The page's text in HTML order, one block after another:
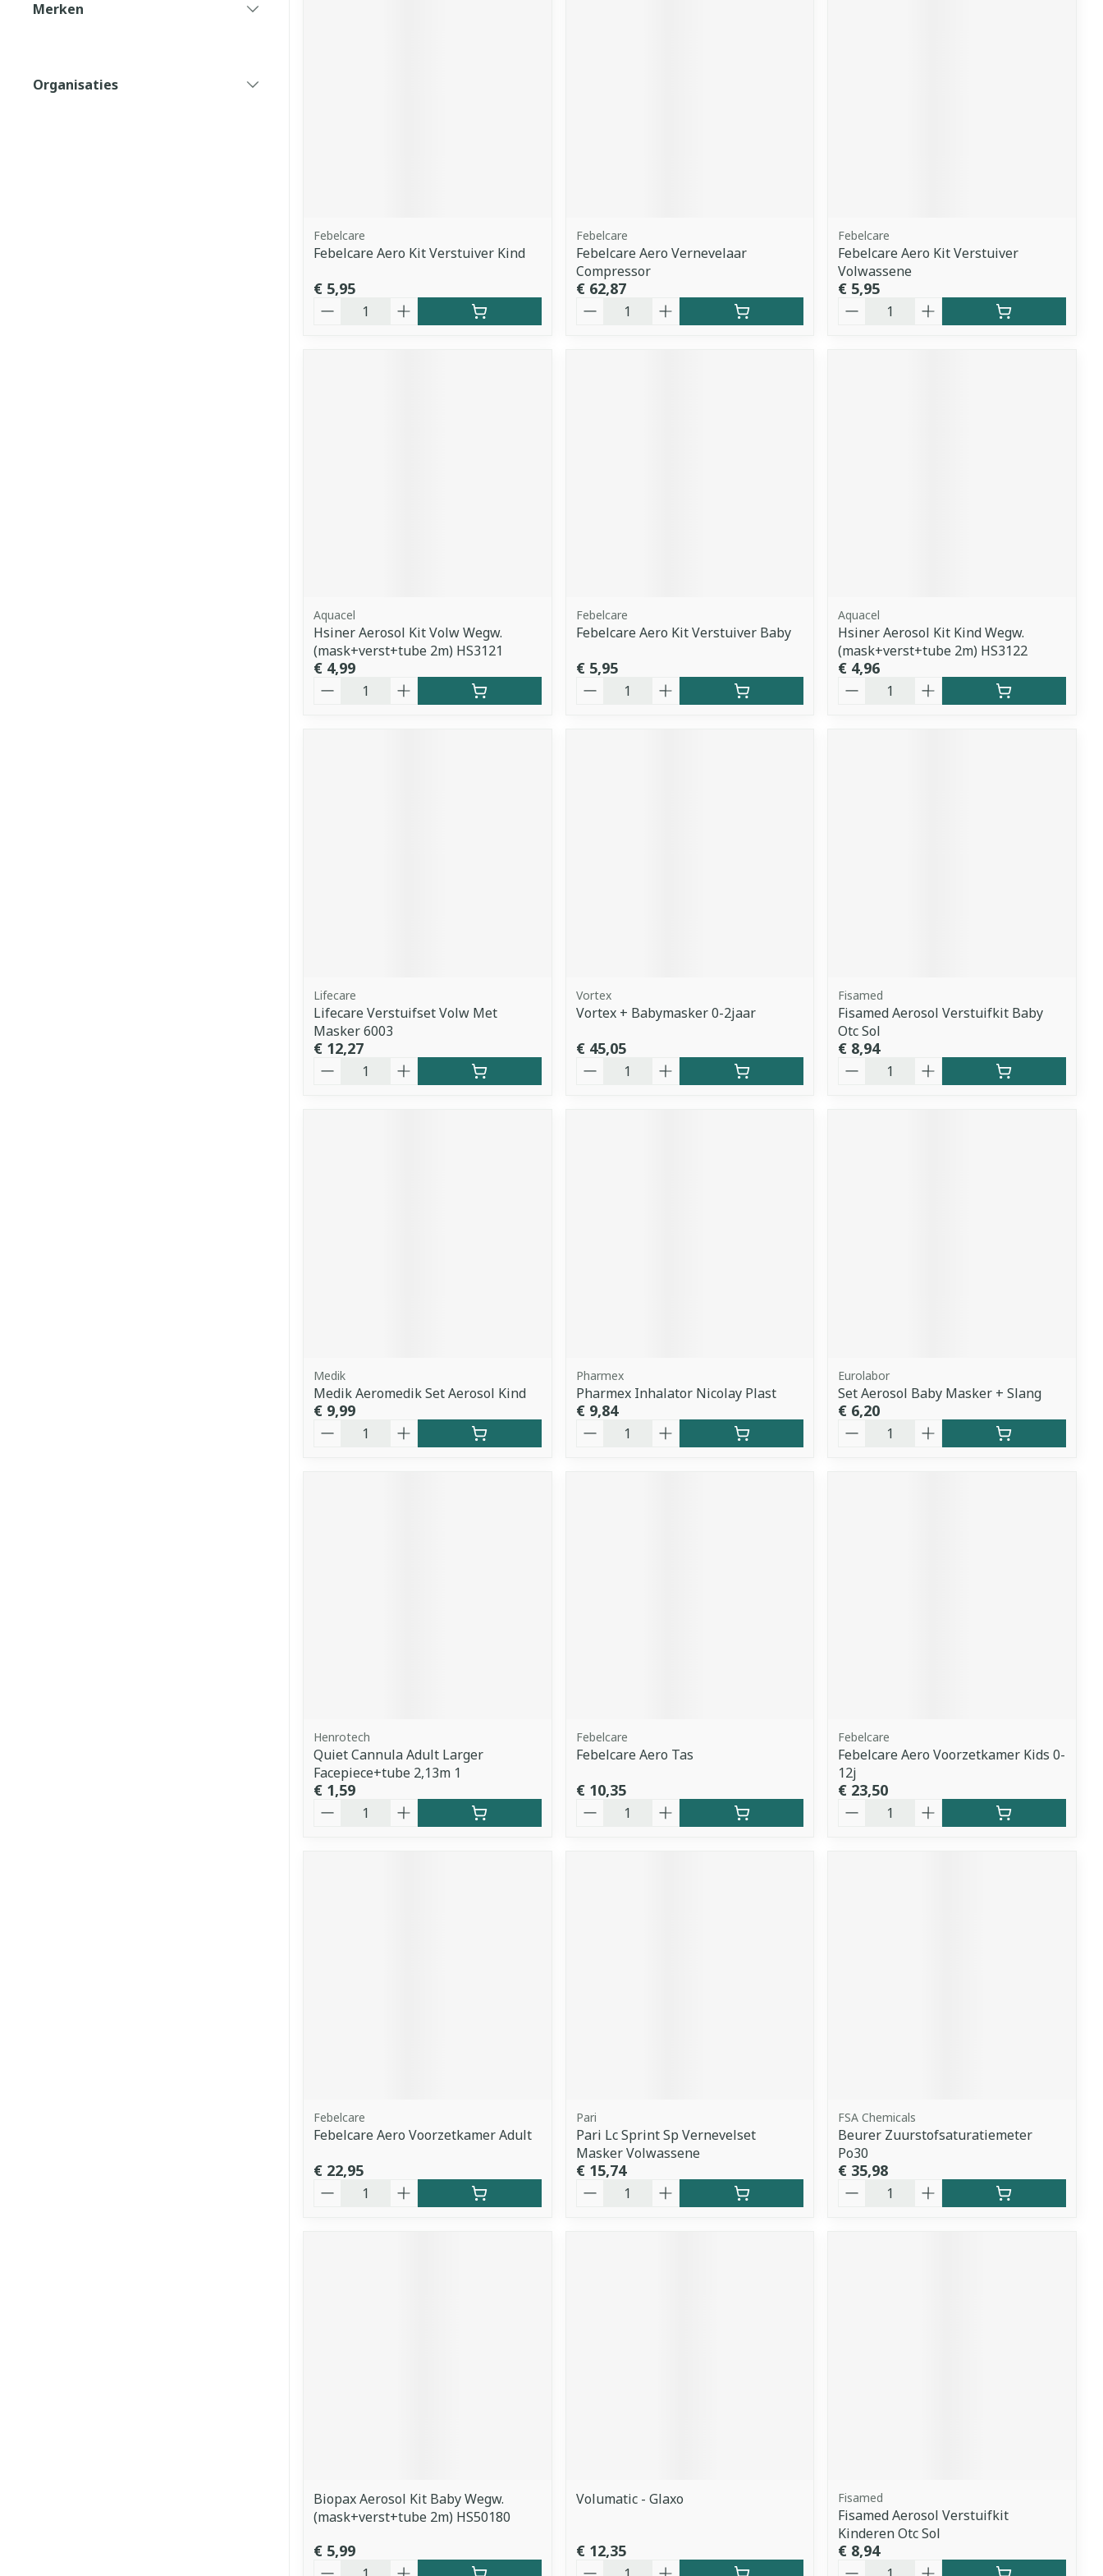
Merken
Organisaties
Febelcare
Febelcare Aero Kit Verstuiver Kind
€ 5,95
Febelcare
Febelcare Aero Vernevelaar
Compressor
€ 62,87
Febelcare
Febelcare Aero Kit Verstuiver
Volwassene
€ 5,95
Aquacel
Hsiner Aerosol Kit Volw Wegw.
(mask+verst+tube 2m) HS3121
€ 4,99
Febelcare
Febelcare Aero Kit Verstuiver Baby
€ 5,95
Aquacel
Hsiner Aerosol Kit Kind Wegw.
(mask+verst+tube 2m) HS3122
€ 4,96
Lifecare
Lifecare Verstuifset Volw Met
Masker 6003
€ 12,27
Vortex
Vortex + Babymasker 0-2jaar
€ 45,05
Fisamed
Fisamed Aerosol Verstuifkit Baby
Otc Sol
€ 8,94
Medik
Medik Aeromedik Set Aerosol Kind
€ 9,99
Pharmex
Pharmex Inhalator Nicolay Plast
€ 9,84
Eurolabor
Set Aerosol Baby Masker + Slang
€ 6,20
Henrotech
Quiet Cannula Adult Larger
Facepiece+tube 2,13m 1
€ 1,59
Febelcare
Febelcare Aero Tas
€ 10,35
Febelcare
Febelcare Aero Voorzetkamer Kids 0-
12j
€ 23,50
Febelcare
Febelcare Aero Voorzetkamer Adult
€ 22,95
Pari
Pari Lc Sprint Sp Vernevelset
Masker Volwassene
€ 15,74
FSA Chemicals
Beurer Zuurstofsaturatiemeter
Po30
€ 35,98
Biopax Aerosol Kit Baby Wegw.
(mask+verst+tube 2m) HS50180
€ 5,99
Volumatic - Glaxo
€ 12,35
Fisamed
Fisamed Aerosol Verstuifkit
Kinderen Otc Sol
€ 8,94